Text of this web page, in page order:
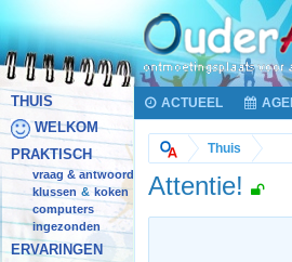
THUIS
WELKOM
PRAKTISCH
vraag & antwoord
klussen & koken
computers
ingezonden
ERVARINGEN
ACTUEEL
Thuis
Attentie!